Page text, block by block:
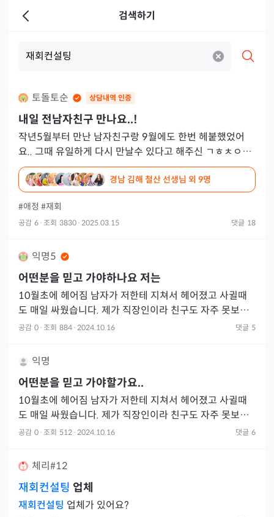
검색하기
토돌토순 상담내역 인증
내일 전남자친구 만나요..!
작년5월부터 만난 남자친구랑 9월에도 한번 헤붙했었어
요.. 그때 유일하게 다시 만날수 있다고 해주신 ㄱㅎㅊㅇㅅ
선생님.. 올해1월달에 크게싸우고 냉전중이었다가 남자친
구는 풀어주려
경남 김해 철산 선생님 외 9명
#애정 #재회
공감 6 · 조회 3830 · 2025.03.15 댓글 18
익명5
어떤분을 믿고 가야하나요 저는
10월초에 헤어짐 남자가 저한테 지쳐서 헤어졌고 사귈때
도 매일 싸웠습니다. 제가 직장인이라 친구도 자주 못보다
보니 서운한게 많았어요. 남자친구는 제 눈치보는게 싫었고
공감 0 · 조회 884 · 2024.10.16 댓글 5
익명
어떤분을 믿고 가야할가요..
10월초에 헤어짐 남자가 저한테 지쳐서 헤어졌고 사귈때
도 매일 싸웠습니다. 제가 직장인이라 친구도 자주 못보다
보니 서운한게 많았어요. 남자친구는 제 눈치보는게 싫었고
공감 0 · 조회 512 · 2024.10.16 댓글 6
체리#12
재회컨설팅 업체
재회컨설팅 업체가 있어요?